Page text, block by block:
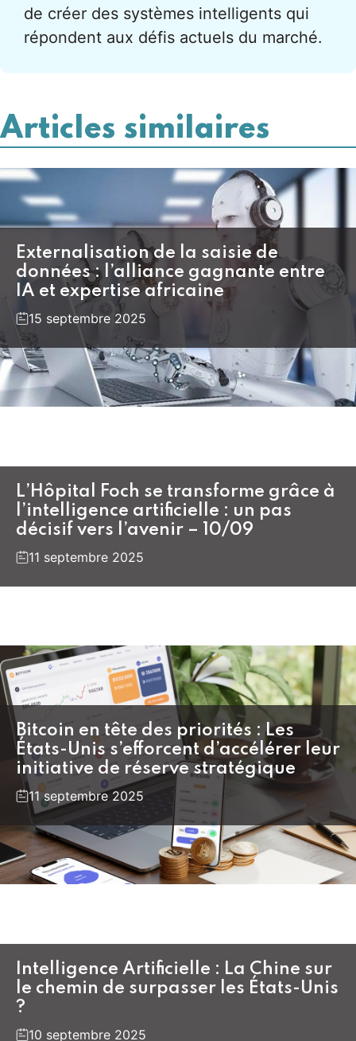
de créer des systèmes intelligents qui
répondent aux défis actuels du marché.
Articles similaires
Externalisation de la saisie de
données : l’alliance gagnante entre
IA et expertise africaine
15 septembre 2025
L’Hôpital Foch se transforme grâce à
l’intelligence artificielle : un pas
décisif vers l’avenir – 10/09
11 septembre 2025
Bitcoin en tête des priorités : Les
États-Unis s’efforcent d’accélérer leur
initiative de réserve stratégique
11 septembre 2025
Intelligence Artificielle : La Chine sur
le chemin de surpasser les États-Unis
?
10 septembre 2025